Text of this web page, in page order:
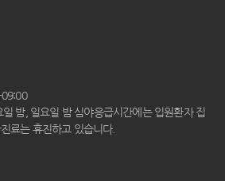
밤, 일요일 밤 심야응급시간에는 입원환자 집
료는 휴진하고 있습니다.